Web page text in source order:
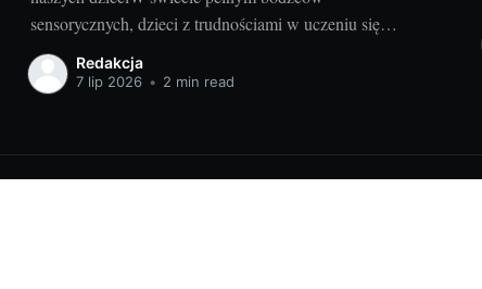
sensorycznych, dzieci z trudnościami w uczeniu się
często zmagają się z nimi, mając problem z ich
prawidłowym odczytaniem i interpretacją. Jest to
sensorycznej czy z
Redakcja
7 lip 2026 • 2 min read